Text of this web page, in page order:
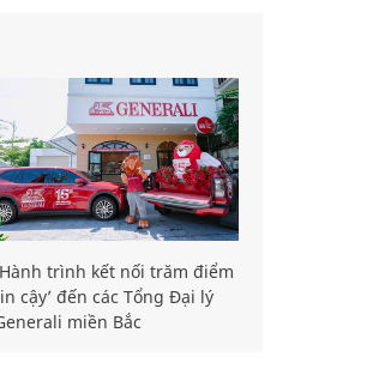
trình kết nối trăm điểm
cậy’ đến các Tổng Đại lý
miền Bắc